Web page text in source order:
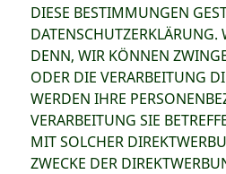
DIESE BESTIMMUNGEN
DATENSCHUTZERKLÄRUNG.
DENN, WIR KÖNNEN
ODER DIE VERARBEITUNG
WERDEN IHRE
VERARBEITUNG SIE
MIT SOLCHER
ZWECKE DER